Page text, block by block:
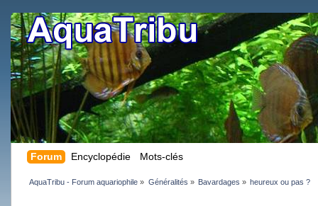
Forum Encyclopédie Mots-clés
AquaTribu - Forum aquariophile » Généralités » Bavardages » heureux ou pas ?